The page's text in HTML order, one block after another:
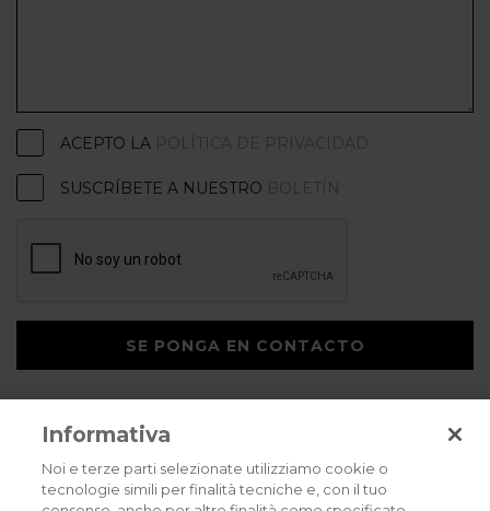
ACEPTO LA POLÍTICA DE PRIVACIDAD
SUSCRÍBETE A NUESTRO BOLETÍN
SE PONGA EN CONTACTO
Informativa
Noi e terze parti selezionate utilizziamo cookie o
tecnologie simili per finalità tecniche e, con il tuo